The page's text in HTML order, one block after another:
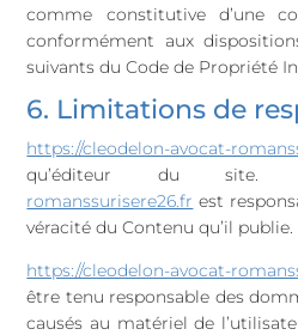
comme constitutive d’une
conformément aux
suivants du Code de Propriété
6. Limitations de
https://cleodelon-avocat-
qu’éditeur du site.
romanssurisere26.fr est
véracité du Contenu qu’il publie.
https://cleodelon-avocat-
être tenu responsable des
causés au matériel de